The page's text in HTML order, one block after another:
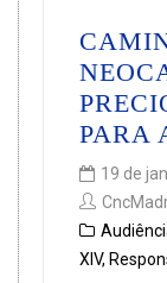
PARA
19 de
XIV,